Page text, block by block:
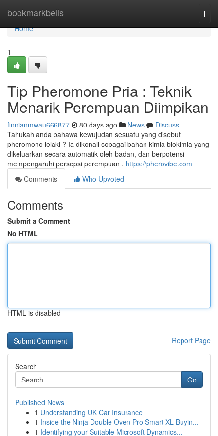
bookmarkbells
Home
Home
1
Tip Pheromone Pria : Teknik
Menarik Perempuan Diimpikan
finnianmwau666877 80 days ago News
Discuss
Tahukah anda bahawa kewujudan sesuatu yang disebut
pheromone lelaki ? Ia dikenali sebagai bahan kimia biokimia yang
dikeluarkan secara automatik oleh badan, dan berpotensi
mempengaruhi persepsi perempuan . https://pherovibe.com
Comments
Who Upvoted
Comments
Submit a Comment
No HTML
HTML is disabled
Report Page
Search
Go
Published News
1 Understanding UK Car Insurance
1 Inside the Ninja Double Oven Pro Smart XL Buyin...
1 Identifying your Suitable Microsoft Dynamics...